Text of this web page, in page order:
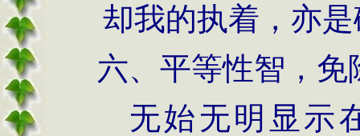
却我的执着，亦
六、平等性智，免
无始无明显示